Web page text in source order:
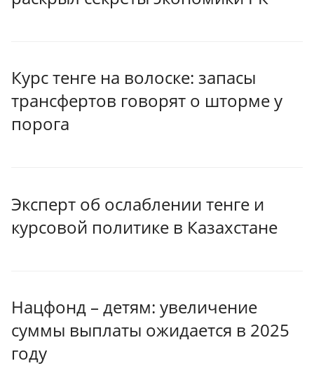
Курс тенге на волоске: запасы
трансфертов говорят о шторме у
порога
Эксперт об ослаблении тенге и
курсовой политике в Казахстане
Нацфонд – детям: увеличение
суммы выплаты ожидается в 2025
году